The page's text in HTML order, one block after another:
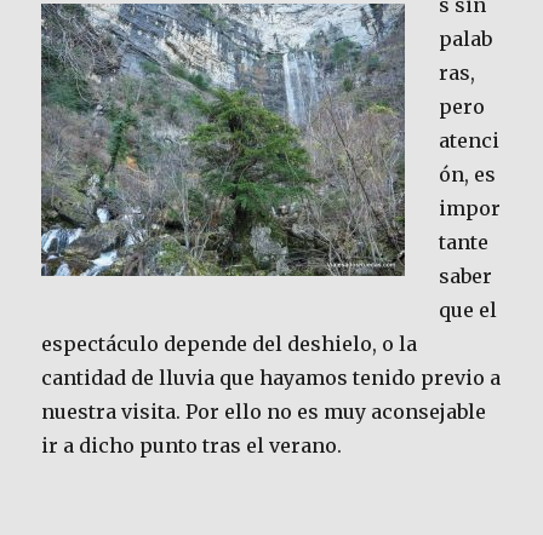
s sin
palab
ras,
pero
atenci
ón, es
impor
tante
saber
que el
espectáculo depende del deshielo, o la
cantidad de lluvia que hayamos tenido previo a
nuestra visita. Por ello no es muy aconsejable
ir a dicho punto tras el verano.